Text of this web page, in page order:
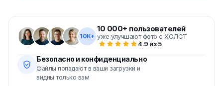
10К+
10 000+ пользователей
уже улучшают фото с ХОЛСТ
4.9 из 5
Безопасно и конфиденциально
Файлы попадают в ваши загрузки и
видны только вам